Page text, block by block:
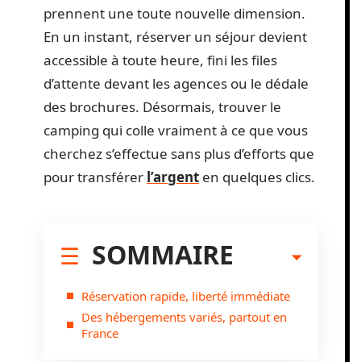
prennent une toute nouvelle dimension.
En un instant, réserver un séjour devient
accessible à toute heure, fini les files
d’attente devant les agences ou le dédale
des brochures. Désormais, trouver le
camping qui colle vraiment à ce que vous
cherchez s’effectue sans plus d’efforts que
pour transférer l’argent en quelques clics.
SOMMAIRE
Réservation rapide, liberté immédiate
Des hébergements variés, partout en
France